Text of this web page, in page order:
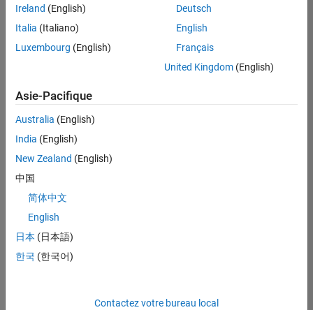
recherche
ou
afficher
l’ensemble
d'emploi.
malgré
tout
vous
trouvez
pas
d'offre
corresponde
à vos
Ireland (English)
Italia (Italiano)
Luxembourg (English)
Deutsch
English
Français
United Kingdom(English)
Asie-Pacifique
Australia (English)
India (English)
New Zealand (English)
中国
简体中文
English
日本 (日本語)
한국 (한국어)
Contactez votre bureau local